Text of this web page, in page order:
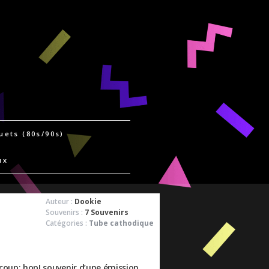
(80s/90s)
Auteur : Dookie
Souvenirs : 7 Souvenirs
Catégories : Tube cathodique